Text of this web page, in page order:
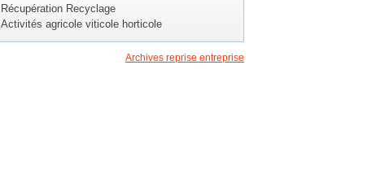
Récupération Recyclage
Activités agricole viticole horticole
Archives reprise entreprise